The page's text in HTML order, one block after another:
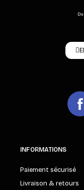
INFORMATIONS
Paiement sécurisé
Livraison & retours